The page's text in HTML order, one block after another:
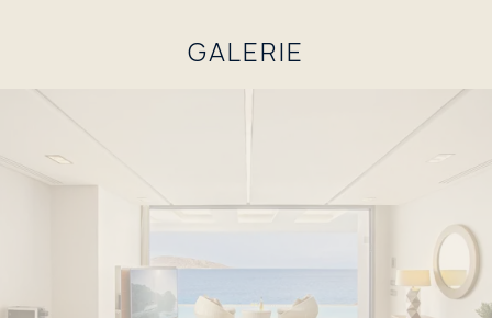
GALERIE